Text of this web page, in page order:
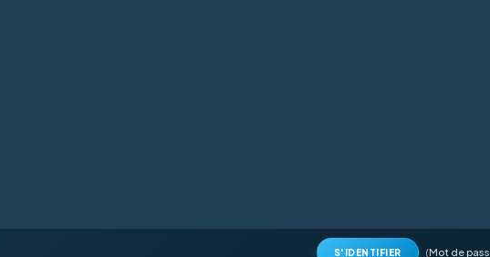
S'IDENTIFIER (Mot de